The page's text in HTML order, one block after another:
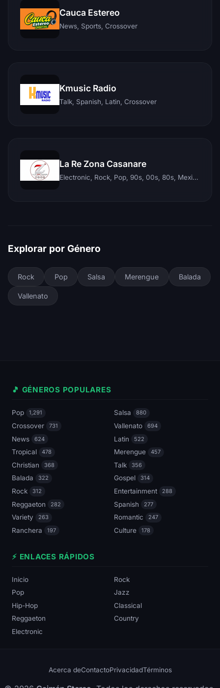
Cauca Estereo
News, Sports, Crossover
Kmusic Radio
Talk, Spanish, Latin, Crossover
La Re Zona Casanare
Electronic, Rock, Pop, 90s, 00s, 80s, Mexican, Ranchera, Reggaeton, Instrumental, Salsa, Merengue, Tropical, Romantic, Vallenato, Llanera
Explorar por Género
Rock Pop Salsa Merengue Balada
Vallenato
🎵 GÉNEROS POPULARES
Pop 1,291 Salsa 880
Crossover 731 Vallenato 694
News 624 Latin 522
Tropical 478 Merengue 457
Christian 368 Talk 356
Balada 322 Gospel 314
Rock 312 Entertainment 288
Reggaeton 282 Spanish 277
Variety 263 Romantic 247
Ranchera 197 Culture 178
⚡ ENLACES RÁPIDOS
Inicio
Rock
Pop
Jazz
Hip-Hop
Classical
Reggaeton
Country
Electronic
Acerca deContactoPrivacidadTérminos